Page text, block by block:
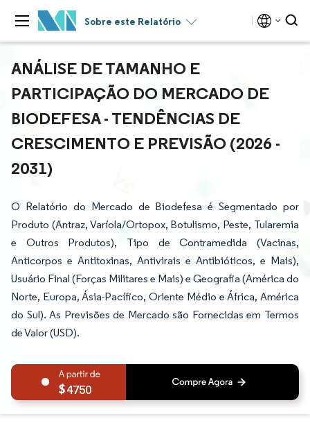
Sobre este Relatório
ANÁLISE DE TAMANHO E
PARTICIPAÇÃO DO MERCADO DE
BIODEFESA - TENDÊNCIAS DE
CRESCIMENTO E PREVISÃO (2026 -
2031)
O Relatório do Mercado de Biodefesa é Segmentado por
Produto (Antraz, Varíola/Ortopox, Botulismo, Peste, Tularemia
e Outros Produtos), Tipo de Contramedida (Vacinas,
Anticorpos e Antitoxinas, Antivirais e Antibióticos, e Mais),
Usuário Final (Forças Militares e Mais) e Geografia (América do
Norte, Europa, Ásia-Pacífico, Oriente Médio e África, América
do Sul). As Previsões de Mercado são Fornecidas em Termos
de Valor (USD).
4750